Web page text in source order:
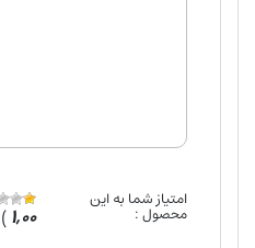
امتیاز شما به این
محصول : 1,00
)